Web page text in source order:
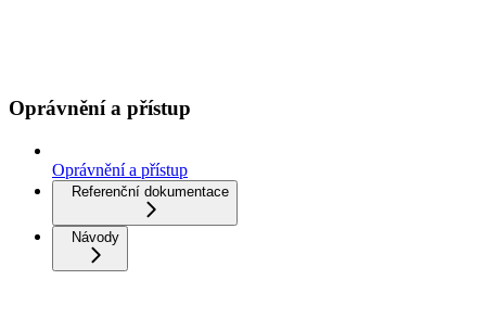
Oprávnění a přístup
Oprávnění a přístup
Referenční dokumentace
Návody